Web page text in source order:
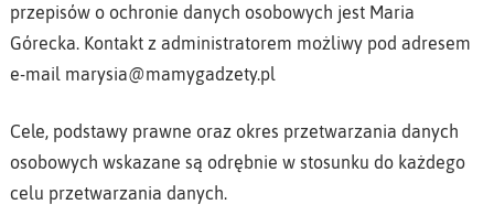
przepisów o ochronie danych osobowych jest Maria
Górecka. Kontakt z administratorem możliwy pod adresem
e-mail marysia@mamygadzety.pl
Cele, podstawy prawne oraz okres przetwarzania danych
osobowych wskazane są odrębnie w stosunku do każdego
celu przetwarzania danych.